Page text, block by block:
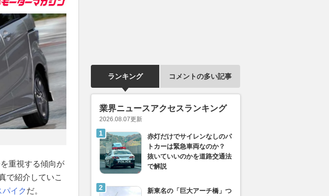
重視する傾向が
で紹介していこ
イク だ。
ランキング コメントの多い記事
業界ニュースアクセスランキング
2026.08.07更新
赤灯だけでサイレンなしのパ
トカーは緊急車両なのか？
抜いていいのかを道路交通法
で解説
新東名の「巨大アーチ橋」つ